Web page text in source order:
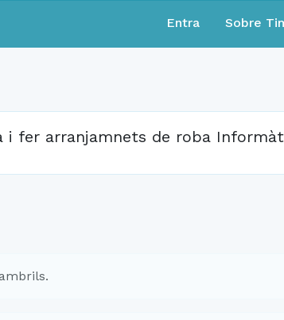
Entra Sobre
i fer arranjamnets de roba